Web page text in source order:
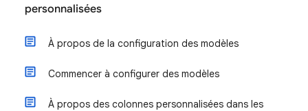
personnalisées
À propos de la configuration des modèles
Commencer à configurer des modèles
À propos des colonnes personnalisées dans les